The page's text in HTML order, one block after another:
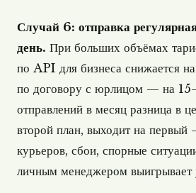
Случай 6: отправка
день. При больших объёмах
по API для бизнеса снижается
по договору с юрлицом — на
отправлений в месяц разница в
второй план, выходит на первый
курьеров, сбои, спорные
личным менеджером выигрывает